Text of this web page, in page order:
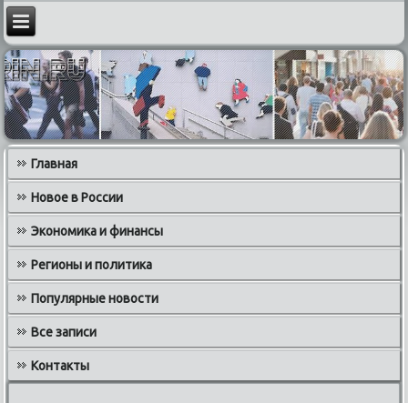
Главная
Новое в России
Экономика и финансы
Регионы и политика
Популярные новости
Все записи
Контакты